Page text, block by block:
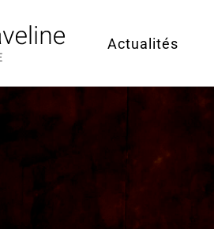
Actualités